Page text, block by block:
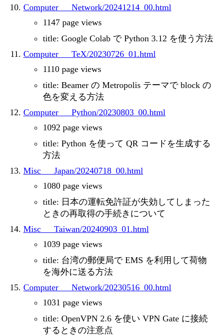
Computer___Network/20241214_00.html
1147 page views
title: Google Colab で Python 3.12 を使う方法
Computer___TeX/20230726_01.html
1110 page views
title: Beamer の Metropolis テーマで block の
色を変える方法
Computer___Python/20230803_00.html
1092 page views
title: Python を使って QR コードを生成する
方法
Misc___Japan/20240718_00.html
1080 page views
title: 日本の運転免許証が失効してしまった
ときの再取得の手続きについて
Misc___Taiwan/20240903_01.html
1039 page views
title: 台湾の郵便局で EMS を利用して荷物
を海外に送る方法
Computer___Network/20230516_00.html
1031 page views
title: OpenVPN 2.6 を使い VPN Gate に接続
するときの注意点